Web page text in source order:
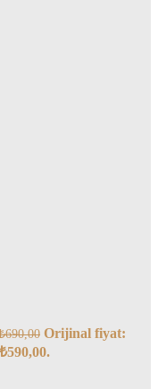
690,00 Orijinal fiyat: